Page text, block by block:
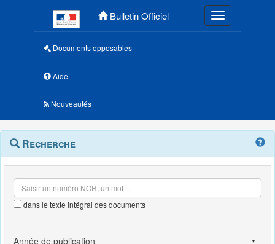
Bulletin Officiel Toggle
Documents opposables
Aide
Nouveautés
Navigation
outils
Menu
contextuel
Recherche
dans le texte intégral des documents